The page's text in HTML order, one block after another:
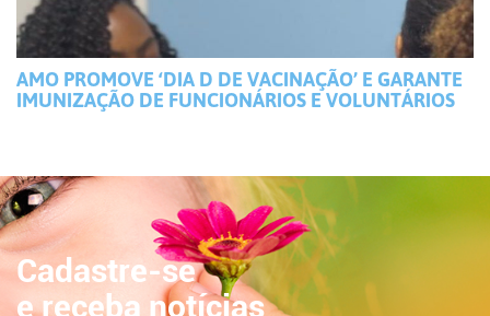
AMO PROMOVE ‘DIA D DE VACINAÇÃO’ E GARANTE
IMUNIZAÇÃO DE FUNCIONÁRIOS E VOLUNTÁRIOS
Cadastre-se
e receba notícias